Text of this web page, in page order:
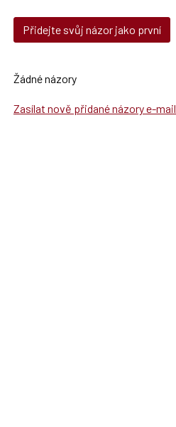
Přidejte svůj názor jako první
Žádné názory
Zasílat nově přidané názory e-